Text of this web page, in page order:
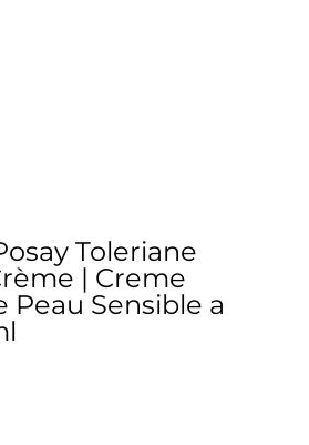
Toleriane
| Creme
Peau Sensible a